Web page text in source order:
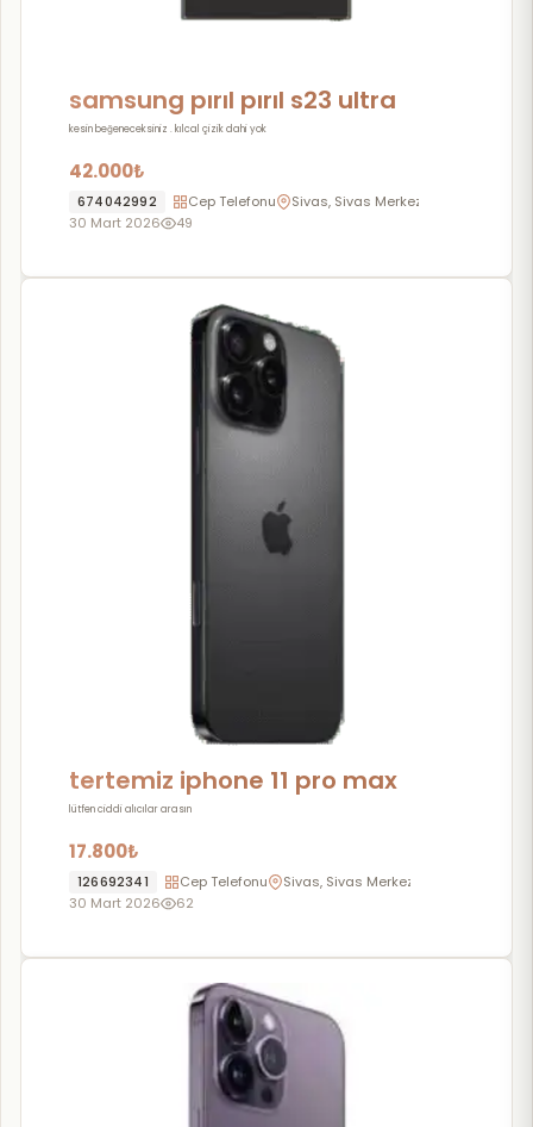
samsung pırıl pırıl s23 ultra
kesin beğeneceksiniz . kılcal çizik dahi yok
42.000₺
674042992 Cep Telefonu
Sivas, Sivas Merkez
30 Mart 2026
49
tertemiz iphone 11 pro max
lütfen ciddi alıcılar arasın
17.800₺
126692341 Cep Telefonu
Sivas, Sivas Merkez
30 Mart 2026
62